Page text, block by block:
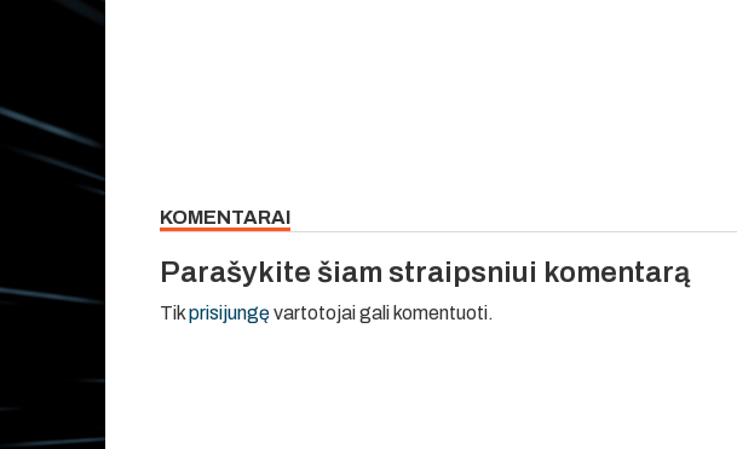
KOMENTARAI
Parašykite šiam straipsniui komentarą
Tikprisijungęvartotojai gali komentuoti.